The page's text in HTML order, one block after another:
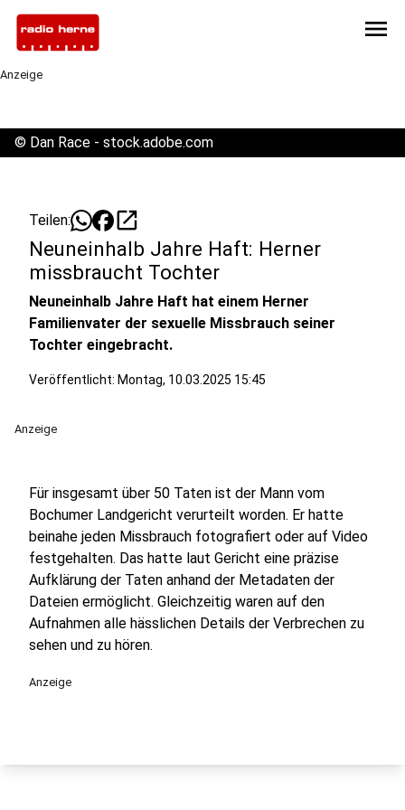
menu
Anzeige
© Dan Race - stock.adobe.com
Teilen: open_in_new
Neuneinhalb Jahre Haft: Herner
missbraucht Tochter
Neuneinhalb Jahre Haft hat einem Herner
Familienvater der sexuelle Missbrauch seiner
Tochter eingebracht.
Veröffentlicht: Montag, 10.03.2025 15:45
Anzeige
Für insgesamt über 50 Taten ist der Mann vom
Bochumer Landgericht verurteilt worden. Er hatte
beinahe jeden Missbrauch fotografiert oder auf Video
festgehalten. Das hatte laut Gericht eine präzise
Aufklärung der Taten anhand der Metadaten der
Dateien ermöglicht. Gleichzeitig waren auf den
Aufnahmen alle hässlichen Details der Verbrechen zu
sehen und zu hören.
Anzeige